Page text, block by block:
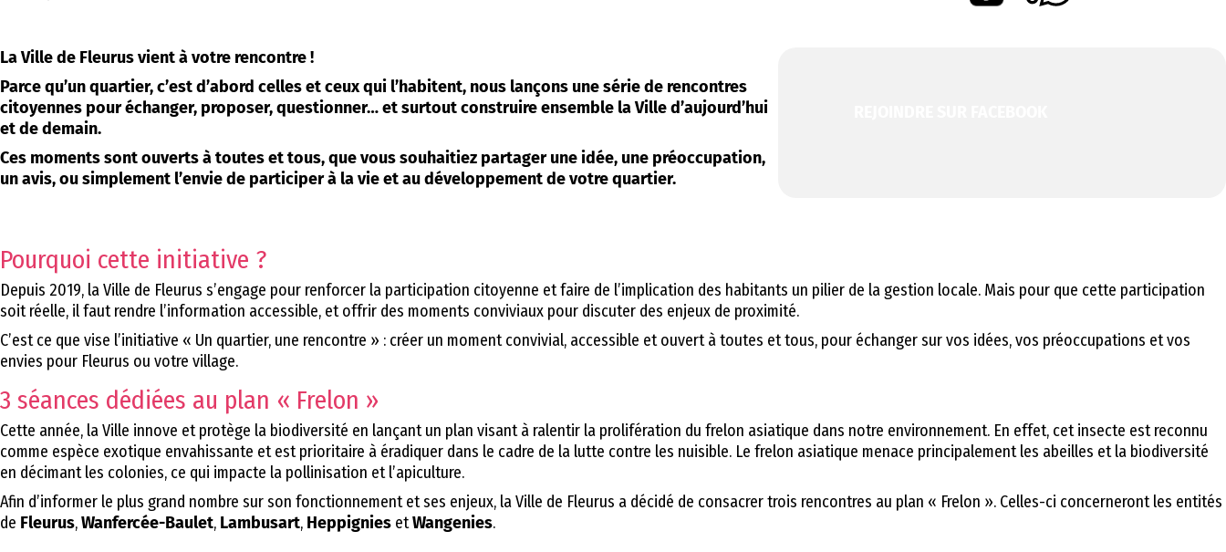
La Ville de Fleurus vient à votre rencontre !
Parce qu’un quartier, c’est d’abord celles et ceux qui l’habitent, nous lançons une série de rencontres
citoyennes pour échanger, proposer, questionner… et surtout construire ensemble la Ville d’aujourd’hui
et de demain.
Ces moments sont ouverts à toutes et tous, que vous souhaitiez partager une idée, une préoccupation,
un avis, ou simplement l’envie de participer à la vie et au développement de votre quartier.
Pourquoi cette initiative ?
Depuis 2019, la Ville de Fleurus s’engage pour renforcer la participation citoyenne et faire de l’implication des habitants un pilier de la gestion locale. Mais pour que cette participation
soit réelle, il faut rendre l’information accessible, et offrir des moments conviviaux pour discuter des enjeux de proximité.
C’est ce que vise l’initiative « Un quartier, une rencontre » : créer un moment convivial, accessible et ouvert à toutes et tous, pour échanger sur vos idées, vos préoccupations et vos
envies pour Fleurus ou votre village.
3 séances dédiées au plan « Frelon »
Cette année, la Ville innove et protège la biodiversité en lançant un plan visant à ralentir la prolifération du frelon asiatique dans notre environnement. En effet, cet insecte est reconnu
comme espèce exotique envahissante et est prioritaire à éradiquer dans le cadre de la lutte contre les nuisible. Le frelon asiatique menace principalement les abeilles et la biodiversité
en décimant les colonies, ce qui impacte la pollinisation et l’apiculture.
Afin d’informer le plus grand nombre sur son fonctionnement et ses enjeux, la Ville de Fleurus a décidé de consacrer trois rencontres au plan « Frelon ». Celles-ci concerneront les entités
de Fleurus,Wanfercée-Baulet, Lambusart, Heppignies etWangenies.